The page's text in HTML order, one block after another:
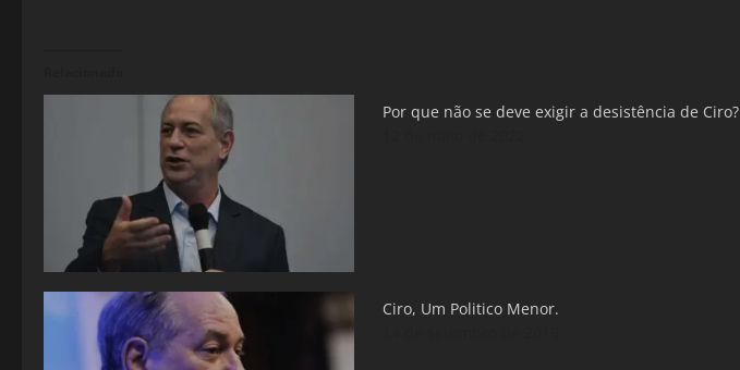
Por que não se deve exigir a desistência de Ciro?
Ciro, Um Politico Menor.